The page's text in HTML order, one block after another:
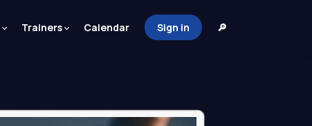
Trainers Calendar Sign in 🔎